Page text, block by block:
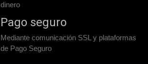
dinero
Pago seguro
Mediante comunicación SSL y plataformas
de Pago Seguro